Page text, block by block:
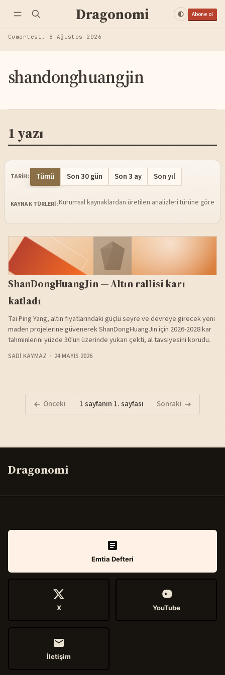
Dragonomi Abone ol
Cumartesi, 8 Ağustos 2026
shandonghuangjin
1 yazı
TARIH: Tümü Son 30 gün Son 3 ay Son yıl
KAYNAK TÜRLERI:Kurumsal kaynaklardan üretilen analizleri türüne göre
ShanDongHuangJin — Altın rallisi karı
katladı
Tai Ping Yang, altın fiyatlarındaki güçlü seyre ve devreye girecek yeni
maden projelerine güvenerek ShanDongHuangJin için 2026-2028 kar
tahminlerini yüzde 30'un üzerinde yukarı çekti, al tavsiyesini korudu.
SADI KAYMAZ 24 MAYIS 2026
Önceki 1 sayfanın 1. sayfası Sonraki
Dragonomi
Emtia Defteri
X YouTube
İletişim